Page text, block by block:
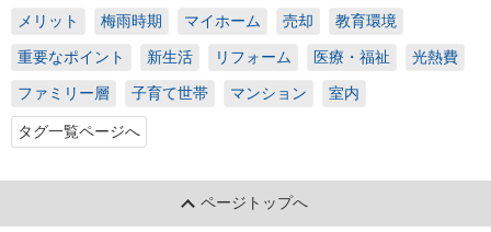
メリット 梅雨時期 マイホーム 売却 教育環境
重要なポイント 新生活 リフォーム 医療・福祉 光熱費
ファミリー層 子育て世帯 マンション 室内
タグ一覧ページへ
ページトップへ